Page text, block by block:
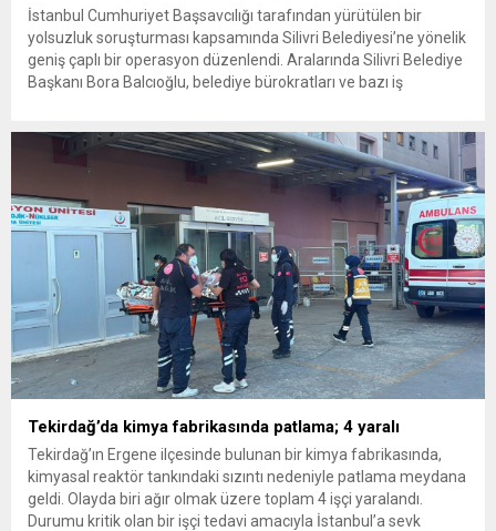
İstanbul Cumhuriyet Başsavcılığı tarafından yürütülen bir
yolsuzluk soruşturması kapsamında Silivri Belediyesi’ne yönelik
geniş çaplı bir operasyon düzenlendi. Aralarında Silivri Belediye
Başkanı Bora Balcıoğlu, belediye bürokratları ve bazı iş
inceleme ve arama çalışmaları devam ediyor. İstanbul’da...
Tekirdağ’da kimya fabrikasında patlama; 4 yaralı
Tekirdağ’ın Ergene ilçesinde bulunan bir kimya fabrikasında,
kimyasal reaktör tankındaki sızıntı nedeniyle patlama meydana
geldi. Olayda biri ağır olmak üzere toplam 4 işçi yaralandı.
Durumu kritik olan bir işçi tedavi amacıyla İstanbul’a sevk